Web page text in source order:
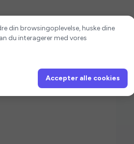
din browsingoplevelse, huske dine
du interagerer med vores
Accepter alle cookies